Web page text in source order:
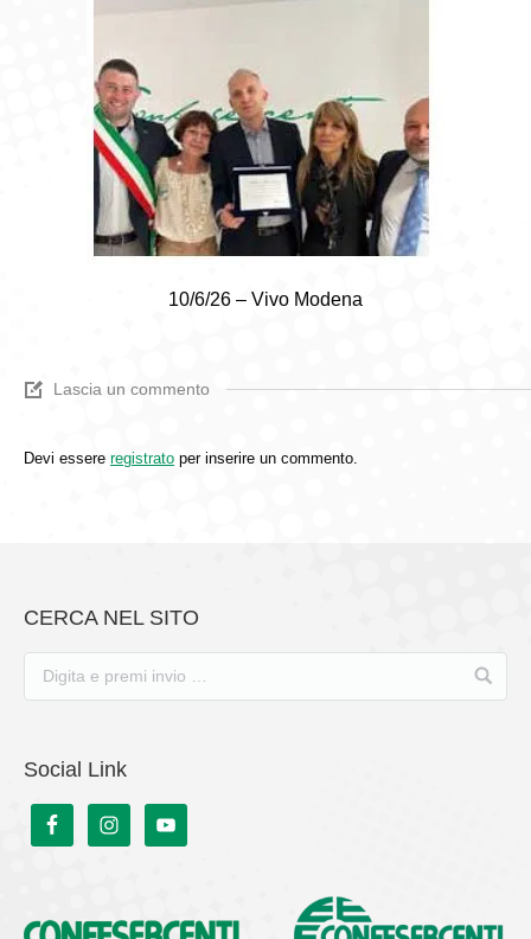
10/6/26 – Vivo Modena
Lascia un commento
Devi essere registrato per inserire un commento.
CERCA NEL SITO
Social Link